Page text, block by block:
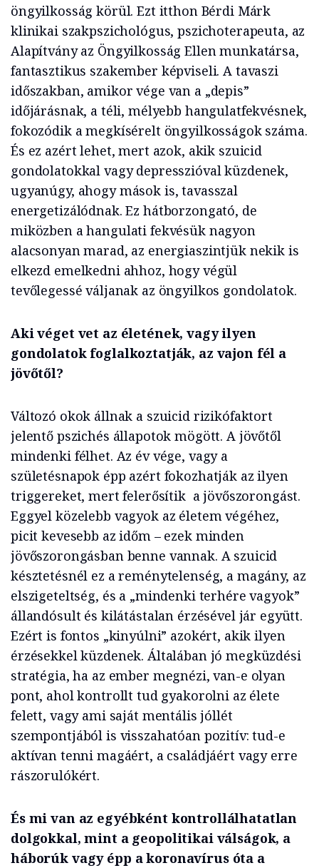
öngyilkosság körül. Ezt itthon Bérdi Márk
klinikai szakpszichológus, pszichoterapeuta, az
Alapítvány az Öngyilkosság Ellen munkatársa,
fantasztikus szakember képviseli. A tavaszi
időszakban, amikor vége van a „depis”
időjárásnak, a téli, mélyebb hangulatfekvésnek,
fokozódik a megkísérelt öngyilkosságok száma.
És ez azért lehet, mert azok, akik szuicid
gondolatokkal vagy depresszióval küzdenek,
ugyanúgy, ahogy mások is, tavasszal
energetizálódnak. Ez hátborzongató, de
miközben a hangulati fekvésük nagyon
alacsonyan marad, az energiaszintjük nekik is
elkezd emelkedni ahhoz, hogy végül
tevőlegessé váljanak az öngyilkos gondolatok.
Aki véget vet az életének, vagy ilyen
gondolatok foglalkoztatják, az vajon fél a
jövőtől?
Változó okok állnak a szuicid rizikófaktort
jelentő pszichés állapotok mögött. A jövőtől
mindenki félhet. Az év vége, vagy a
születésnapok épp azért fokozhatják az ilyen
triggereket, mert felerősítik a jövőszorongást.
Eggyel közelebb vagyok az életem végéhez,
picit kevesebb az időm – ezek minden
jövőszorongásban benne vannak. A szuicid
késztetésnél ez a reménytelenség, a magány, az
elszigeteltség, és a „mindenki terhére vagyok”
állandósult és kilátástalan érzésével jár együtt.
Ezért is fontos „kinyúlni” azokért, akik ilyen
érzésekkel küzdenek. Általában jó megküzdési
stratégia, ha az ember megnézi, van-e olyan
pont, ahol kontrollt tud gyakorolni az élete
felett, vagy ami saját mentális jóllét
szempontjából is visszahatóan pozitív: tud-e
aktívan tenni magáért, a családjáért vagy erre
rászorulókért.
És mi van az egyébként kontrollálhatatlan
dolgokkal, mint a geopolitikai válságok, a
háborúk vagy épp a koronavírus óta a